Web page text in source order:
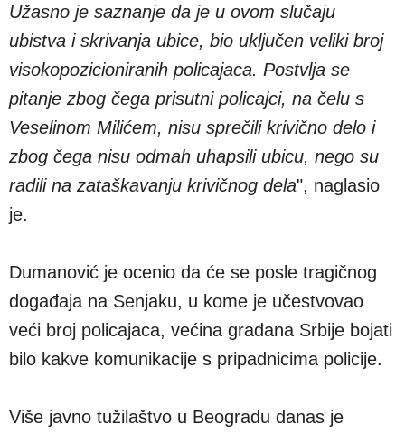
Užasno je saznanje da je u ovom slučaju
ubistva i skrivanja ubice, bio uključen veliki broj
visokopozicioniranih policajaca. Postvlja se
pitanje zbog čega prisutni policajci, na čelu s
Veselinom Milićem, nisu sprečili krivično delo i
zbog čega nisu odmah uhapsili ubicu, nego su
radili na zataškavanju krivičnog dela", naglasio
je.
Dumanović je ocenio da će se posle tragičnog
događaja na Senjaku, u kome je učestvovao
veći broj policajaca, većina građana Srbije bojati
bilo kakve komunikacije s pripadnicima policije.
Više javno tužilaštvo u Beogradu danas je